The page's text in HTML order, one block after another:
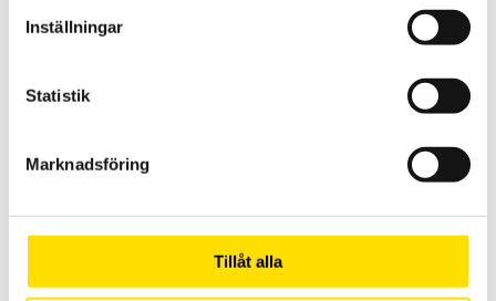
Inställningar
Statistik
Marknadsföring
Tillåt alla
Tekscan MatScan tryckmätning för statiskt och
dynamisk tryckfördelning
Yttrycksmätning på fötter utan skor.